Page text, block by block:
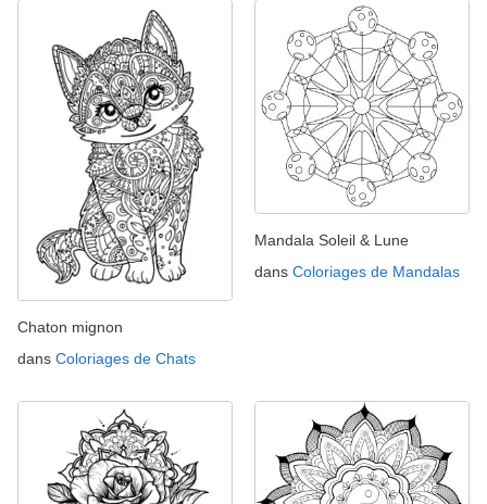
Chaton mignon
dans Coloriages de Chats
Mandala Soleil & Lune
dans Coloriages de Mandalas